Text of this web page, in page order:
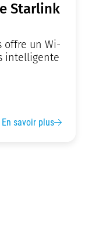
Starlink
offre un Wi-
intelligente
En savoir plus